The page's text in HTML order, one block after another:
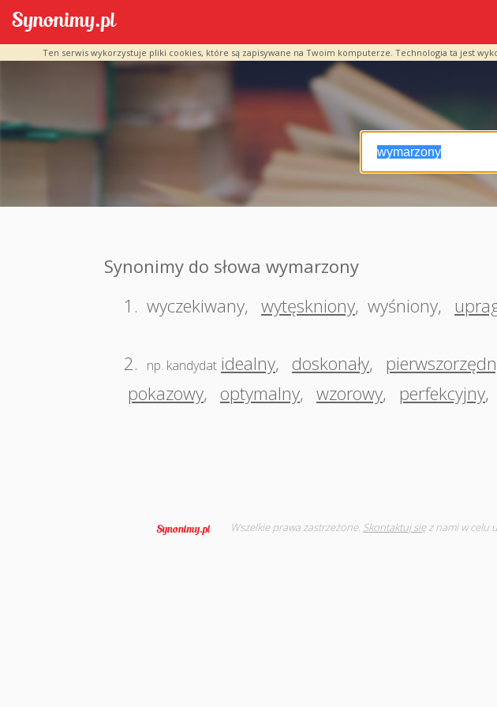
Ten serwis wykorzystuje pliki cookies, które są zapisywane na Twoim komputerze. Technologia ta jest
Synonimy do słowa wymarzony
1. wyczekiwany, wytęskniony, wyśniony,
2. np. kandydat idealny, doskonały,
pokazowy, optymalny, wzorowy, perfekcyjny,
Wszelkie prawa zastrzeżone. Skontaktuj sięz nami w celu